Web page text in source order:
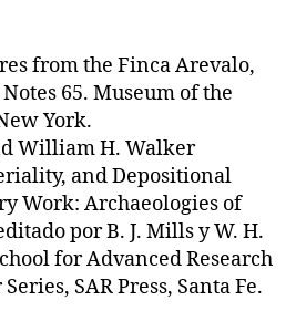
from the Finca Arevalo,
65. Museum of the
York.
William H. Walker
and Depositional
Work: Archaeologies of
por B. J. Mills y W. H.
for Advanced Research
SAR Press, Santa Fe.